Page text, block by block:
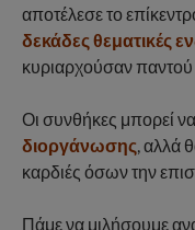
αποτέλεσε το
δεκάδες θεματικές
κυριαρχούσαν
Οι συνθήκες μπορεί να
διοργάνωσης, αλλά
καρδιές όσων την
Πάμε να μιλήσουμε